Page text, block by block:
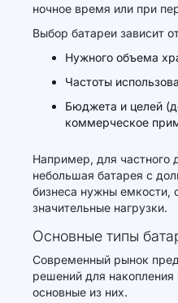
ночное время или при
Выбор батареи зависит
Нужного объема
Частоты
Бюджета и целей
коммерческое
Например, для частного
небольшая батарея с
бизнеса нужны емкости,
значительные нагрузки.
Основные типы
Современный рынок
решений для
основные из них.